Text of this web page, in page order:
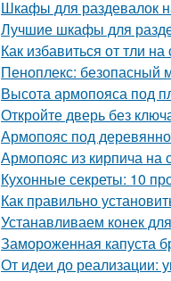
Шкафы для раздевалок
Лучшие шкафы для
Как избавиться от тли
Пеноплекс: безопасный
Высота армопояса под
Откройте дверь без
Армопояс под
Армопояс из кирпича на
Кухонные секреты: 10
Как правильно
Устанавливаем конек
Замороженная капуста
От идеи до реализации: